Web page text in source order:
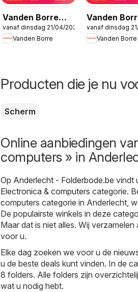
Vanden Borre
Folder
vanaf dinsdag 21/04/2026
Vanden Borre
Vanden
Publicité
vanaf dinsdag
Vanden Borre
Producten die je nu
Scherm
Online aanbiedingen
computers » in
Op Anderlecht - Folderbode.be vindt
Electronica & computers categorie.
computers categorie in Anderlecht,
De populairste winkels in deze
Maar dat is niet alles. Wij
voor u.
Elke dag zoeken we voor u de
u de beste deals kunt vinden. In de
8 folders. Alle folders zijn
wat u nodig hebt.